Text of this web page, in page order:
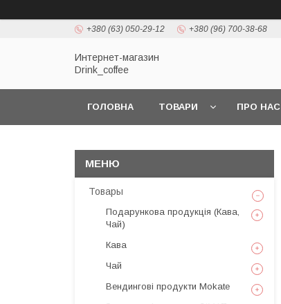
+380 (63) 050-29-12 +380 (96) 700-38-68
Интернет-магазин
Drink_coffee
ГОЛОВНА ТОВАРИ ПРО НАС
Товары
Подарункова продукція (Кава,
Чай)
Кава
Чай
Вендингові продукти Mokate